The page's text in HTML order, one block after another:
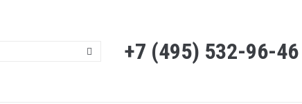
+7 (495) 532-96-46